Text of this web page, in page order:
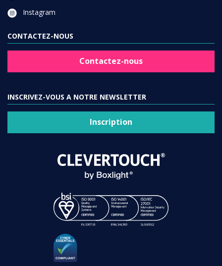
Instagram
CONTACTEZ-NOUS
Contactez-nous
INSCRIVEZ-VOUS A NOTRE NEWSLETTER
Inscription